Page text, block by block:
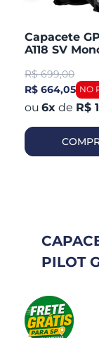
Capacete
A118 SV
Fosco
R$ 699,00
R$ 664,05
6x de R$
PILOT